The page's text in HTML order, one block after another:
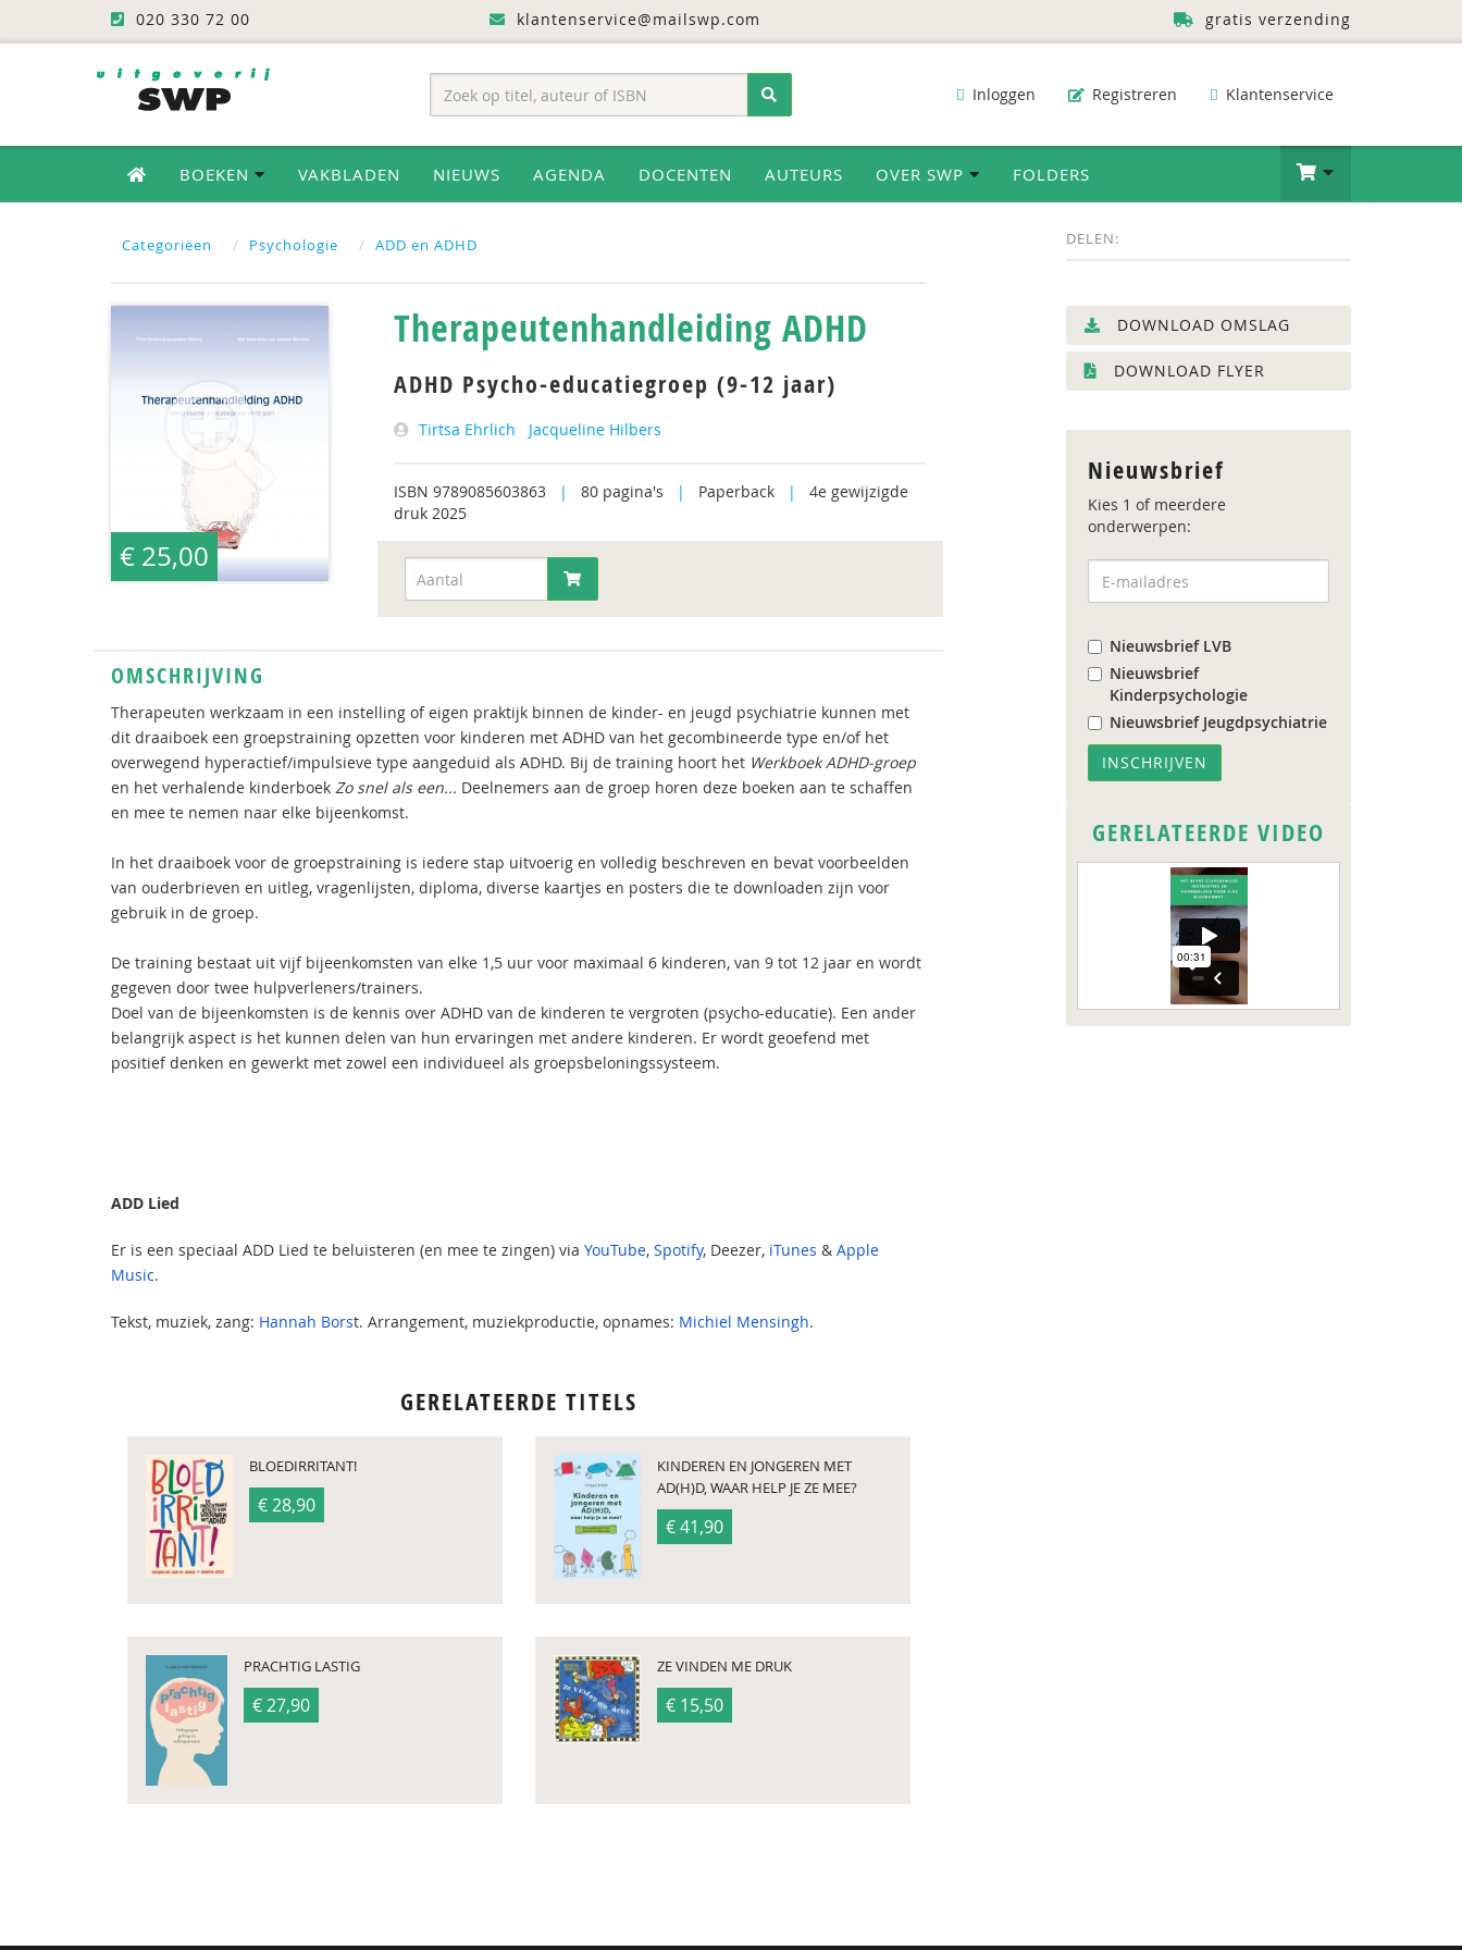
020 330 72 00 klantenservice@mailswp.com gratis verzending
Inloggen Registreren Klantenservice
BOEKEN VAKBLADEN NIEUWS AGENDA DOCENTEN AUTEURS OVER SWP FOLDERS
Categoriëen Psychologie ADD en ADHD DELEN:
€ 25,00
Therapeutenhandleiding ADHD
ADHD Psycho-educatiegroep (9-12 jaar)
Tirtsa Ehrlich Jacqueline Hilbers
ISBN 9789085603863 | 80 pagina's | Paperback |
4e gewijzigde
druk 2025
OMSCHRIJVING
Therapeuten werkzaam in een instelling of eigen praktijk binnen de kinder- en jeugd psychiatrie kunnen met
dit draaiboek een groepstraining opzetten voor kinderen met ADHD van het gecombineerde type en/of het
overwegend hyperactief/impulsieve type aangeduid als ADHD. Bij de training hoort het Werkboek ADHD-groep
en het verhalende kinderboek Zo snel als een... Deelnemers aan de groep horen deze boeken aan te schaffen
en mee te nemen naar elke bijeenkomst.
In het draaiboek voor de groepstraining is iedere stap uitvoerig en volledig beschreven en bevat voorbeelden
van ouderbrieven en uitleg, vragenlijsten, diploma, diverse kaartjes en posters die te downloaden zijn voor
gebruik in de groep.
De training bestaat uit vijf bijeenkomsten van elke 1,5 uur voor maximaal 6 kinderen, van 9 tot 12 jaar en wordt
gegeven door twee hulpverleners/trainers.
Doel van de bijeenkomsten is de kennis over ADHD van de kinderen te vergroten (psycho-educatie). Een ander
belangrijk aspect is het kunnen delen van hun ervaringen met andere kinderen. Er wordt geoefend met
positief denken en gewerkt met zowel een individueel als groepsbeloningssysteem.
ADD Lied
Er is een speciaal ADD Lied te beluisteren (en mee te zingen) via YouTube, Spotify, Deezer, iTunes & Apple
Music.
Tekst, muziek, zang: Hannah Borst. Arrangement, muziekproductie, opnames: Michiel Mensingh.
GERELATEERDE TITELS
BLOEDIRRITANT!
€ 28,90
KINDEREN EN JONGEREN MET
AD(H)D, WAAR HELP JE ZE MEE?
€ 41,90
PRACHTIG LASTIG
€ 27,90
ZE VINDEN ME DRUK
€ 15,50
DOWNLOAD OMSLAG
DOWNLOAD FLYER
Nieuwsbrief
Kies 1 of meerdere
onderwerpen:
Nieuwsbrief LVB
Nieuwsbrief
Kinderpsychologie
Nieuwsbrief Jeugdpsychiatrie
GERELATEERDE VIDEO